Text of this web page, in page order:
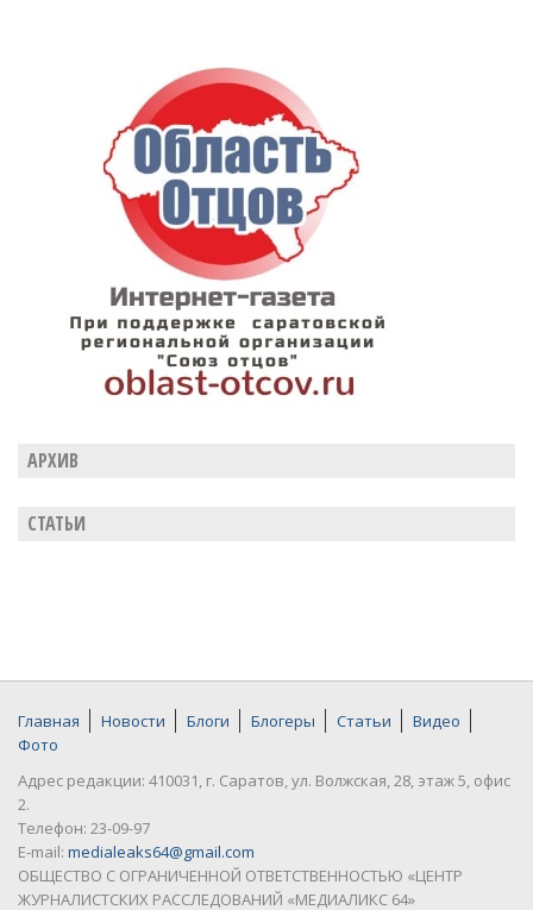
АРХИВ
СТАТЬИ
Главная Новости Блоги Блогеры Статьи
Видео
Фото
Адрес редакции: 410031, г. Саратов, ул. Волжская, 28, этаж 5, офис
2.
Телефон: 23-09-97
E-mail: medialeaks64@gmail.com
ОБЩЕСТВО С ОГРАНИЧЕННОЙ ОТВЕТСТВЕННОСТЬЮ «ЦЕНТР
ЖУРНАЛИСТСКИХ РАССЛЕДОВАНИЙ «МЕДИАЛИКС 64»